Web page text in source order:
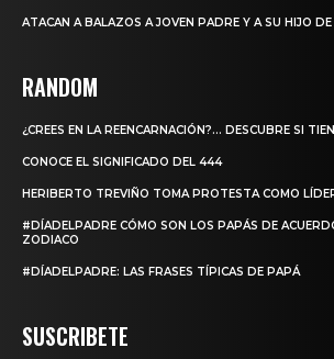
ATACAN A BALAZOS A JOVEN PADRE Y A SU HIJO DE
RANDOM
¿CREES EN LA REENCARNACIÓN?… DESCUBRE SI
CONOCE EL SIGNIFICADO DEL 444
HERIBERTO TREVIÑO TOMA PROTESTA COMO
#DÍADELPADRE CÓMO SON LOS PAPÁS DE
ZODIACO
#DÍADELPADRE: LAS FRASES TÍPICAS DE PAPÁ
SUSCRIBETE